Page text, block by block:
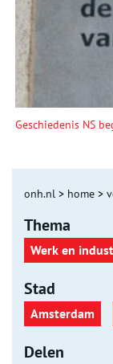
Geschiedenis NS
onh.nl > home >
Thema
Werk en
Stad
Amsterdam
Delen